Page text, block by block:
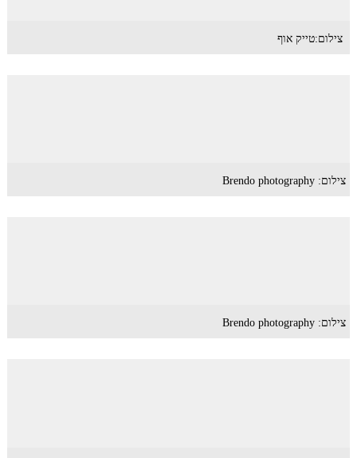
צילום:טייק אוף
צילום: Brendo photography
צילום: Brendo photography